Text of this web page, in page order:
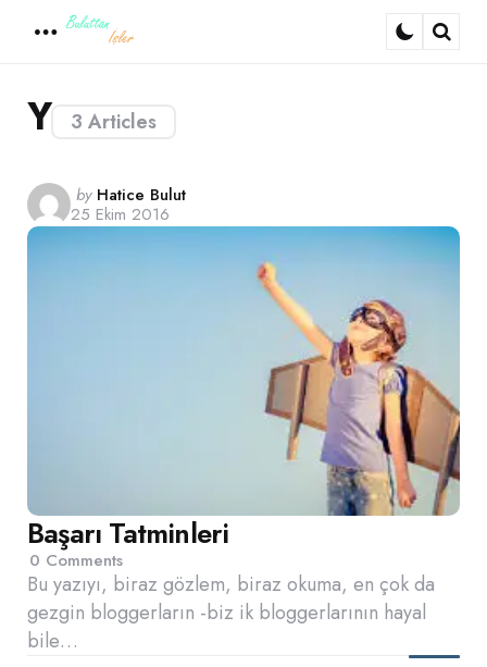
3 Articles
Y
Posted
by
by Hatice Bulut
25 Ekim 2016
Başarı Tatminleri
0 Comments
Bu yazıyı, biraz gözlem, biraz okuma, en çok da
gezgin bloggerların -biz ik bloggerlarının hayal
bile…